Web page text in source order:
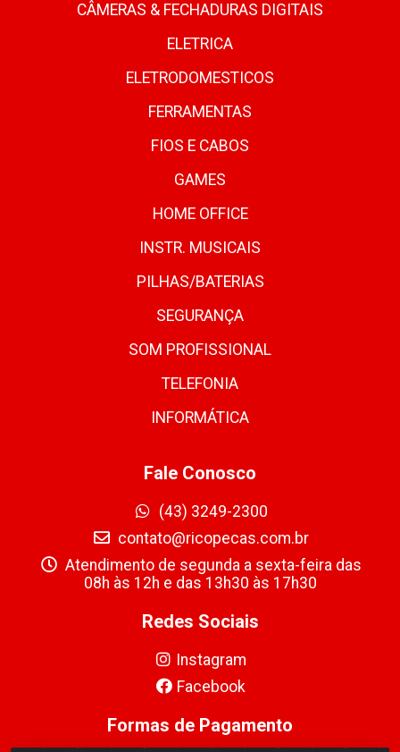
CÂMERAS & FECHADURAS DIGITAIS
ELETRICA
ELETRODOMESTICOS
FERRAMENTAS
FIOS E CABOS
GAMES
HOME OFFICE
INSTR. MUSICAIS
PILHAS/BATERIAS
SEGURANÇA
SOM PROFISSIONAL
TELEFONIA
INFORMÁTICA
Fale Conosco
(43) 3249-2300
contato@ricopecas.com.br
Atendimento de segunda a sexta-feira das
08h às 12h e das 13h30 às 17h30
Redes Sociais
Instagram
Facebook
Formas de Pagamento